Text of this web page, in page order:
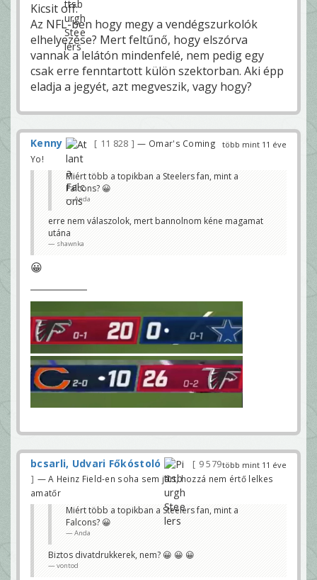
Kicsit off:
Az NFL-ben hogy megy a vendégszurkolók
elhelyezése? Mert feltűnő, hogy elszórva
vannak a lelátón mindenfelé, nem pedig egy
csak erre fenntartott külön szektorban. Aki épp
eladja a jegyét, azt megveszik, vagy hogy?
több mint 11 éve
Kenny 11 828
— Omar's Coming
Yo!
Miért több a topikban a Steelers fan, mint a
Falcons? 😀
Anda
erre nem válaszolok, mert bannolnom kéne magamat
utána
shawnka
😀
több mint 11 éve
bcsarli, Udvari Főkóstoló 9 579
— A Heinz Field-en soha sem járt, hozzá nem értő lelkes
amatőr
Miért több a topikban a Steelers fan, mint a
Falcons? 😀
Anda
Biztos divatdrukkerek, nem? 😀 😀 😀
vontod